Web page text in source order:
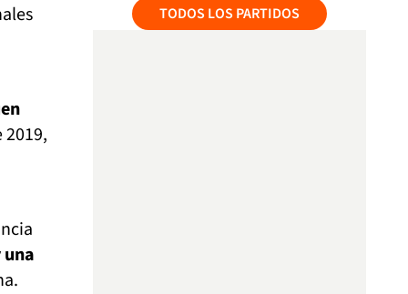
TODOS LOS PARTIDOS